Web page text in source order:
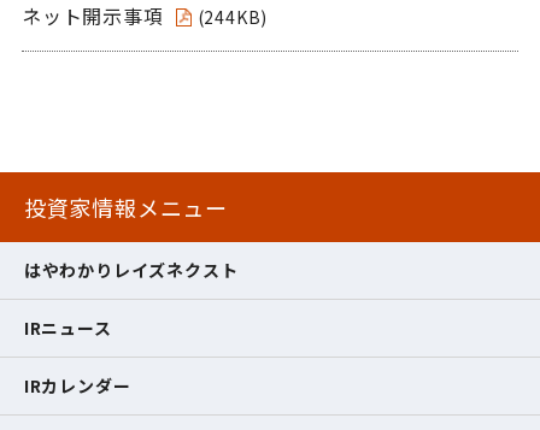
ネット開示事項
(244KB)
投資家情報メニュー
はやわかりレイズネクスト
IRニュース
IRカレンダー